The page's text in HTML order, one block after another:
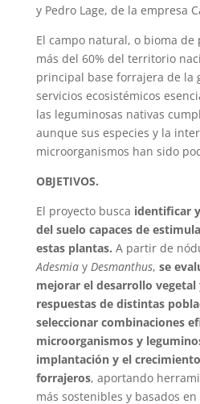
y Pedro Lage, de la empresa
El campo natural, o bioma de
más del 60% del territorio
principal base forrajera de la
servicios ecosistémicos
las leguminosas nativas
aunque sus especies y la
microorganismos han sido
OBJETIVOS.
El proyecto busca identificar
del suelo capaces de
estas plantas. A partir de
Adesmiay Desmanthus, se
mejorar el desarrollo vegetal
respuestas de distintas
seleccionar combinaciones
microorganismos y
implantación y el
forrajeros, aportando
más sostenibles y basados